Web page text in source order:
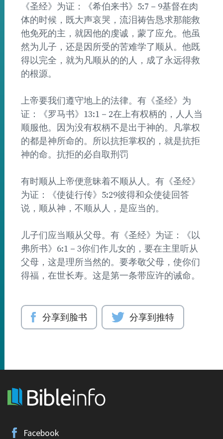
《圣经》为证：《希伯来书》5:7－9基督在肉
体的时候，既大声哀哭，流泪祷告恳求那能救
他免死的主，就因他的虔诚，蒙了应允。他虽
然为儿子，还是因所受的苦难学了顺从。他既
得以完全，就为凡顺从的的人，成了永远得救
的根源。
上帝要我们遵守地上的法律。有《圣经》为
证：《罗马书》13:1－2在上有权柄的，人人当
顺服他。因为没有权柄不是出于神的。凡掌权
的都是神所命的。所以抗拒掌权的，就是抗拒
神的命。抗拒的必自取刑罚
有时顺从上帝便意昧着不顺从人。有《圣经》
为证：《使徒行传》5:29彼得和众使徒回答
说，顺从神，不顺从人，是应当的。
儿子们应当顺从父母。有《圣经》为证：《以
弗所书》6:1－3你们作儿女的，要在主里听从
父母，这是理所当然的。要孝敬父母，使你们
得福，在世长寿。这是第一条带应许的诫命。
分享到脸书 分享到推特
Facebook